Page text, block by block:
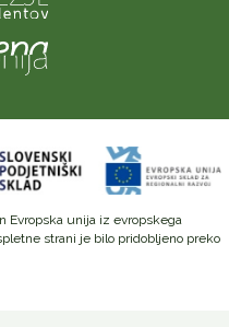
Evropska unija iz evropskega
strani je bilo pridobljeno preko